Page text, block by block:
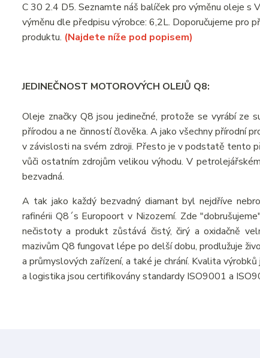
C 30 2.4 D5. Seznamte náš balíček pro výměnu oleje
výměnu dle předpisu výrobce: 6,2L. Doporučujeme pro
produktu. (Najdete níže pod popisem)
JEDINEČNOST MOTOROVÝCH OLEJŮ Q8:
Oleje značky Q8 jsou jedinečné, protože se vyrábí ze
přírodou a ne činností člověka. A jako všechny přírodní
v závislosti na svém zdroji. Přesto je v podstatě tento
vůči ostatním zdrojům velikou výhodu. V
bezvadná.
A tak jako každý bezvadný diamant byl nejdříve
rafinérii Q8´s Europoort v Nizozemí. Zde
nečistoty a produkt zůstává čistý, čirý a oxidačně
mazivům Q8 fungovat lépe po delší dobu, prodlužuje
a průmyslových zařízení, a také je chrání. Kvalita
a logistika jsou certifikovány standardy ISO9001 a